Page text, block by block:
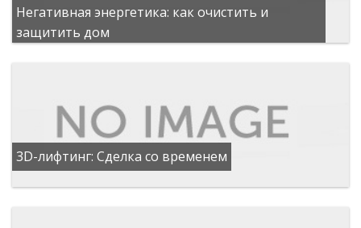
Негативная энергетика: как очистить и
защитить дом
3D-лифтинг: Сделка со временем